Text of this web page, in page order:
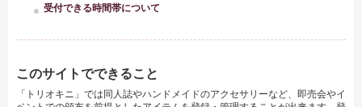
受付できる時間帯について
このサイトでできること
「トリオキニ」では同人誌やハンドメイドのアクセサリーなど、即売会やイ